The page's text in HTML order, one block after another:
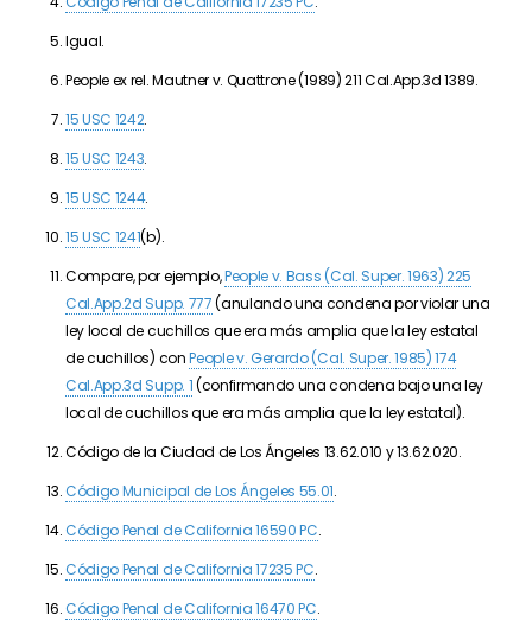
Igual.
People ex rel. Mautner v. Quattrone (1989) 211 Cal.App.3d 1389.
15 USC 1242.
15 USC 1243.
15 USC 1244.
15 USC 1241(b).
Compare, por ejemplo,People v. Bass (Cal. Super. 1963) 225
Cal.App.2d Supp. 777(anulando una condena por violar una
ley local de cuchillos que era más amplia que la ley estatal
de cuchillos) conPeople v. Gerardo (Cal. Super. 1985) 174
Cal.App.3d Supp. 1(confirmando una condena bajo una ley
local de cuchillos que era más amplia que la ley estatal).
Código de la Ciudad de Los Ángeles 13.62.010 y 13.62.020.
Código Municipal de Los Ángeles 55.01.
Código Penal de California 16590 PC.
Código Penal de California 17235 PC.
Código Penal de California 16470 PC.